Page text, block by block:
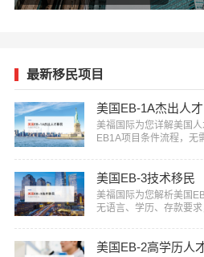
最新移民项目
美福国际为您详解美国人
EB1A项目条件流程，无
美国EB-3技术移民
美福国际为您解析美国
无语言、学历、存款要求